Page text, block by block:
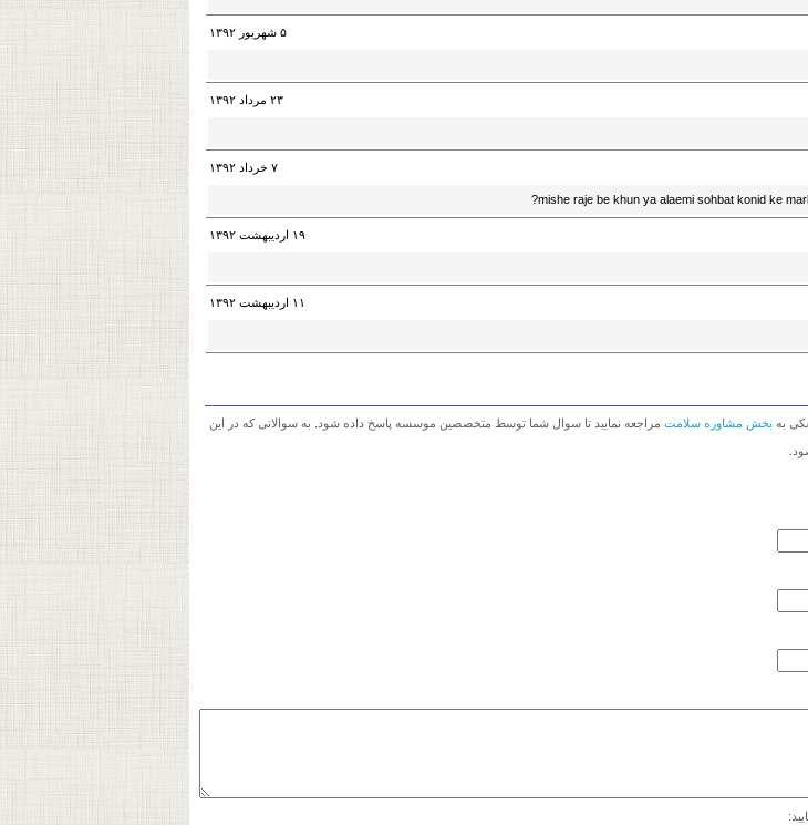
۵ شهریور ۱۳۹۲
۲۳ مرداد ۱۳۹۲
۷ خرداد ۱۳۹۲
mishe raje be khun ya alaemi sohbat konid ke
۱۹ اردیبهشت ۱۳۹۲
۱۱ اردیبهشت ۱۳۹۲
به بخش مشاوره سلامت مراجعه نمایید تا سوال شما توسط متخصصین موسسه پاسخ داده شود. به سوالاتی که در این